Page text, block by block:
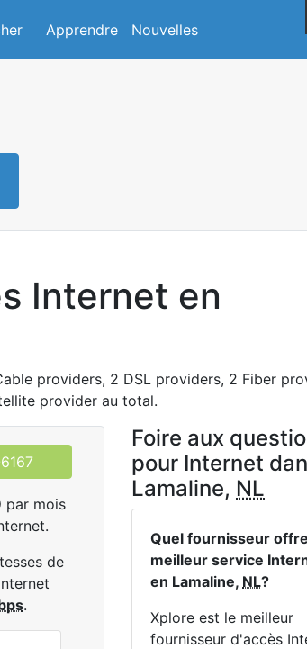
Apprendre Nouvelles
Internet en
providers, 2 DSL providers, 2 Fiber
provider au total.
par mois
de
.
Foire aux
pour Internet
Lamaline, NL
Quel fournisseur
meilleur service
en Lamaline, NL?
Xplore est le meilleur
fournisseur d'accès